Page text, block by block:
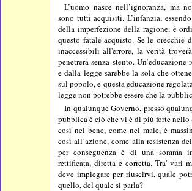
L’uomo nasce nell’ignoranza, ma
sono tutti acquisiti. L’infanzia,
della imperfezione della ragione, è
questo fatale acquisto. Se le orecchie
inaccessibili all'errore, la verità
penetrerà senza stento.
e dalla legge sarebbe la sola che
sul popolo, e questa educazione
legge non potrebbe essere che la
In qualunque Governo, presso
pubblica è ciò che vi è di più forte nello
così nel bene, come nel male, è
così all’azione, come alla resistenza
per conseguenza è di una somma
rettificata, diretta e corretta. Tra' vari
deve impiegare per riuscirvi, quale
quello, del quale si parla?